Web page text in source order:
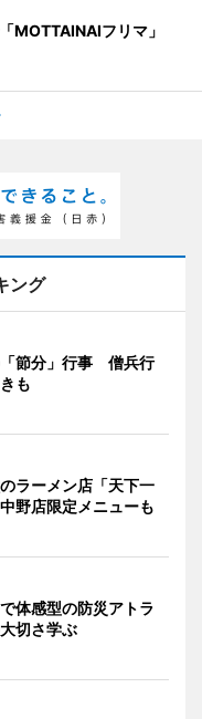
MOTTAINAIフリマ」
ング
節分」行事 僧兵行
も
ラーメン店「天下一
野店限定メニューも
体感型の防災アトラ
切さ学ぶ